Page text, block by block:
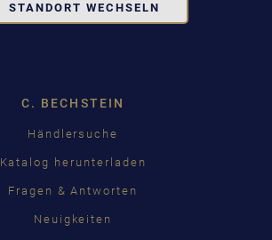
STANDORT WECHSELN
C. BECHSTEIN
Händlersuche
Katalog herunterladen
Fragen & Antworten
Neuigkeiten